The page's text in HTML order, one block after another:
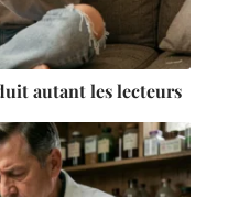
autant les lecteurs